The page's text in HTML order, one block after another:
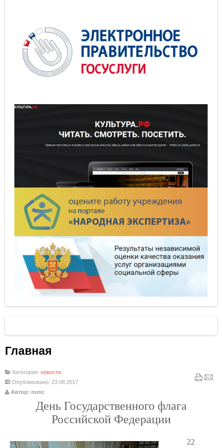
Главная
Категория: новости
Опубликовано: 23.08.2017
Автор: romc
День Государственного флага
Российской Федерации
22